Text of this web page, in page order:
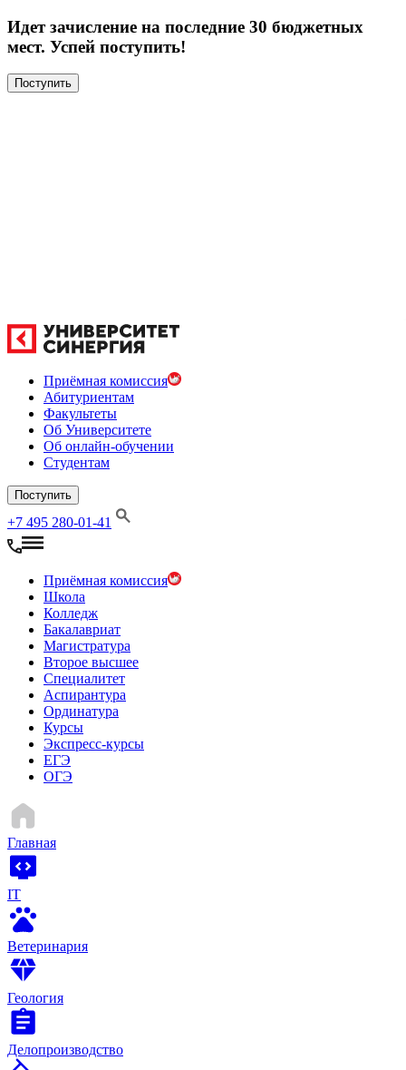
Идет зачисление на последние 30 бюджетных
мест. Успей поступить!
Поступить
Приёмная комиссия
Абитуриентам
Факультеты
Об Университете
Об онлайн-обучении
Студентам
Поступить
+7 495 280-01-41
Приёмная комиссия
Школа
Колледж
Бакалавриат
Магистратура
Второе высшее
Специалитет
Аспирантура
Ординатура
Курсы
Экспресс-курсы
ЕГЭ
ОГЭ
Главная
IT
Ветеринария
Геология
Делопроизводство